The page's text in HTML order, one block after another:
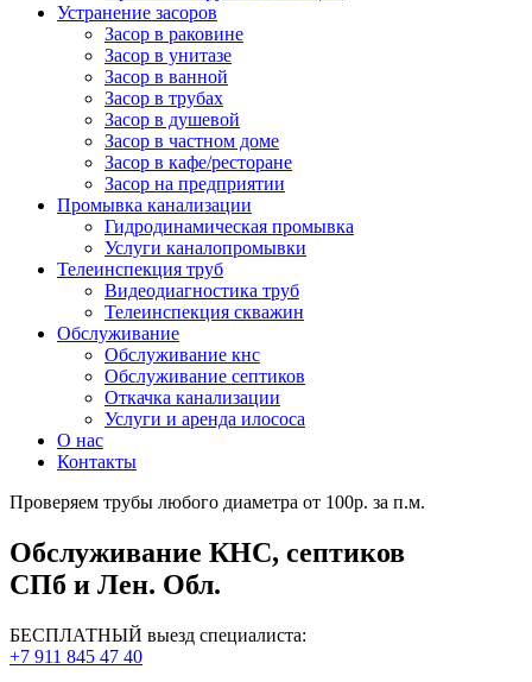
Устранение засоров
Засор в раковине
Засор в унитазе
Засор в ванной
Засор в трубах
Засор в душевой
Засор в частном доме
Засор в кафе/ресторане
Засор на предприятии
Промывка канализации
Гидродинамическая промывка
Услуги каналопромывки
Телеинспекция труб
Видеодиагностика труб
Телеинспекция скважин
Обслуживание
Обслуживание кнс
Обслуживание септиков
Откачка канализации
Услуги и аренда илососа
О нас
Контакты
Проверяем трубы любого диаметра от 100р. за п.м.
Обслуживание КНС, септиков
СПб и Лен. Обл.
БЕСПЛАТНЫЙ выезд специалиста:
+7 911 845 47 40